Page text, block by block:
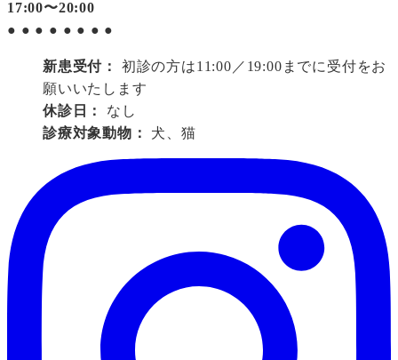
17:00〜20:00
● ● ● ● ● ● ● ●
新患受付：
初診の方は11:00／19:00までに受付をお
願いいたします
休診日：
なし
診療対象動物：
犬、猫